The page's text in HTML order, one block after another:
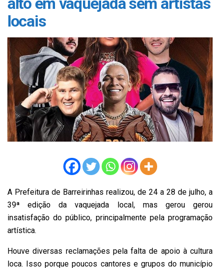
locais
A Prefeitura de Barreirinhas realizou, de 24 a 28 de julho, a
39ª edição da vaquejada local, mas gerou gerou
insatisfação do público, principalmente pela programação
artística.
Houve diversas reclamações pela falta de apoio à cultura
loca. Isso porque poucos cantores e grupos do município